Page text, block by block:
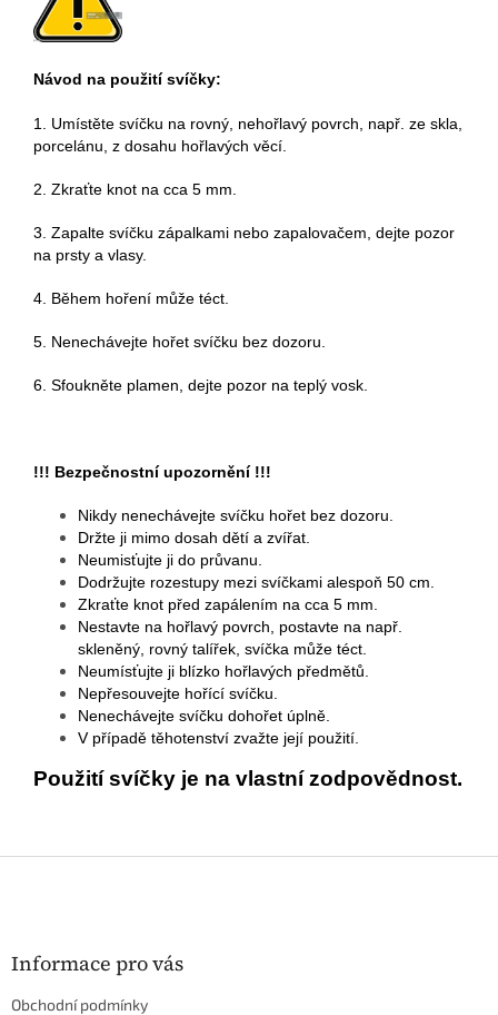
Návod na použití svíčky:
1. Umístěte svíčku na rovný, nehořlavý povrch, např. ze skla,
porcelánu, z dosahu hořlavých věcí.
2. Zkraťte knot na cca 5 mm.
3. Zapalte svíčku zápalkami nebo zapalovačem, dejte pozor
na prsty a vlasy.
4. Během hoření může téct.
5. Nenechávejte hořet svíčku bez dozoru.
6. Sfoukněte plamen, dejte pozor na teplý vosk.
!!! Bezpečnostní upozornění !!!
Nikdy nenechávejte svíčku hořet bez dozoru.
Držte ji mimo dosah dětí a zvířat.
Neumisťujte ji do průvanu.
Dodržujte rozestupy mezi svíčkami alespoň 50 cm.
Zkraťte knot před zapálením na cca 5 mm.
Nestavte na hořlavý povrch, postavte na např.
skleněný, rovný talířek, svíčka může téct.
Neumísťujte ji blízko hořlavých předmětů.
Nepřesouvejte hořící svíčku.
Nenechávejte svíčku dohořet úplně.
V případě těhotenství zvažte její použití.
Použití svíčky je na vlastní zodpovědnost.
Z
Informace pro vás
Obchodní podmínky